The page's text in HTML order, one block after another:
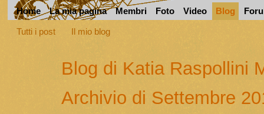
Home La mia pagina Membri Foto Video Blog
Tutti i post Il mio blog
Blog di Katia Raspollini
Archivio di Settembre